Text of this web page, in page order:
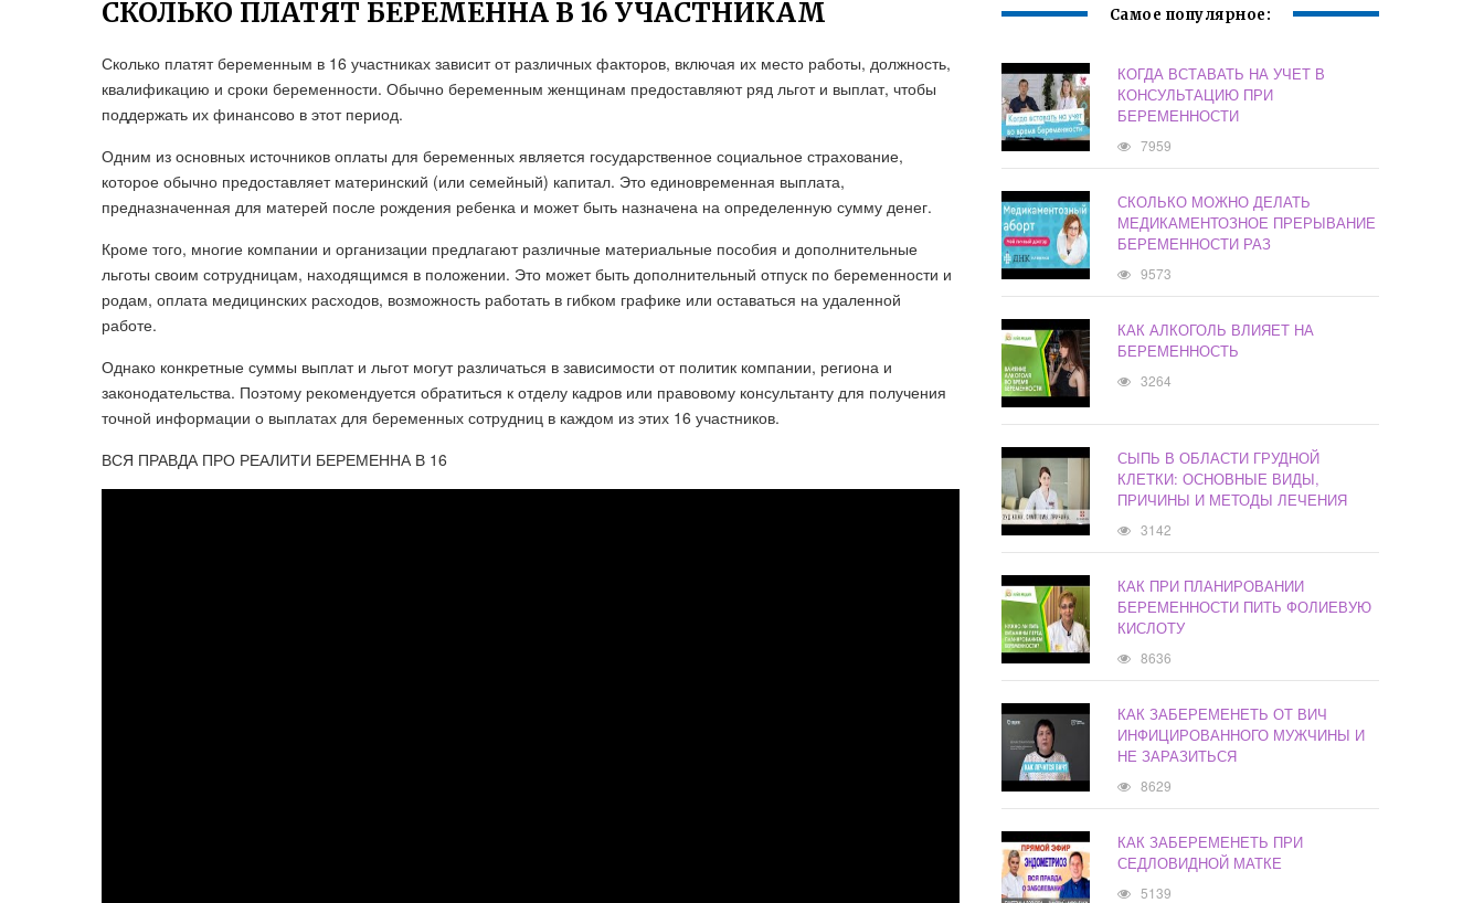
СКОЛЬКО ПЛАТЯТ БЕРЕМЕННА В 16 УЧАСТНИКАМ
Сколько платят беременным в 16 участниках зависит от различных факторов, включая их место работы, должность,
квалификацию и сроки беременности. Обычно беременным женщинам предоставляют ряд льгот и выплат, чтобы
поддержать их финансово в этот период.
Одним из основных источников оплаты для беременных является государственное социальное страхование,
которое обычно предоставляет материнский (или семейный) капитал. Это единовременная выплата,
предназначенная для матерей после рождения ребенка и может быть назначена на определенную сумму денег.
Кроме того, многие компании и организации предлагают различные материальные пособия и дополнительные
льготы своим сотрудницам, находящимся в положении. Это может быть дополнительный отпуск по беременности и
родам, оплата медицинских расходов, возможность работать в гибком графике или оставаться на удаленной
работе.
Однако конкретные суммы выплат и льгот могут различаться в зависимости от политик компании, региона и
законодательства. Поэтому рекомендуется обратиться к отделу кадров или правовому консультанту для получения
точной информации о выплатах для беременных сотрудниц в каждом из этих 16 участников.
ВСЯ ПРАВДА ПРО РЕАЛИТИ БЕРЕМЕННА В 16
Самое популярное:
КОГДА ВСТАВАТЬ НА УЧЕТ В
КОНСУЛЬТАЦИЮ ПРИ
БЕРЕМЕННОСТИ
7959
СКОЛЬКО МОЖНО ДЕЛАТЬ
МЕДИКАМЕНТОЗНОЕ ПРЕРЫВАНИЕ
БЕРЕМЕННОСТИ РАЗ
9573
КАК АЛКОГОЛЬ ВЛИЯЕТ НА
БЕРЕМЕННОСТЬ
3264
СЫПЬ В ОБЛАСТИ ГРУДНОЙ
КЛЕТКИ: ОСНОВНЫЕ ВИДЫ,
ПРИЧИНЫ И МЕТОДЫ ЛЕЧЕНИЯ
3142
КАК ПРИ ПЛАНИРОВАНИИ
БЕРЕМЕННОСТИ ПИТЬ ФОЛИЕВУЮ
КИСЛОТУ
8636
КАК ЗАБЕРЕМЕНЕТЬ ОТ ВИЧ
ИНФИЦИРОВАННОГО МУЖЧИНЫ И
НЕ ЗАРАЗИТЬСЯ
8629
КАК ЗАБЕРЕМЕНЕТЬ ПРИ
СЕДЛОВИДНОЙ МАТКЕ
5139